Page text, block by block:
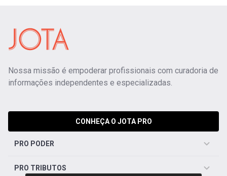
Nossa missão é empoderar profissionais com curadoria de
informações independentes e especializadas.
CONHEÇA O JOTA PRO
PRO PODER
PRO TRIBUTOS